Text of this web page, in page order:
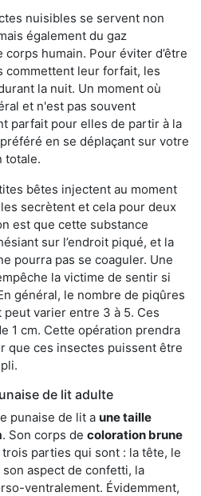
nuisibles se servent non
également du gaz
humain. Pour éviter d’être
commettent leur forfait, les
la nuit. Un moment où
et n'est pas souvent
parfait pour elles de partir à la
en se déplaçant sur votre
totale.
bêtes injectent au moment
secrètent et cela pour deux
est que cette substance
sur l’endroit piqué, et la
pourra pas se coaguler. Une
la victime de sentir si
général, le nombre de piqûres
varier entre 3 à 5. Ces
1 cm. Cette opération prendra
que ces insectes puissent être
de lit adulte
punaise de lit a une taille
. Son corps de coloration brune
parties qui sont : la tête, le
son aspect de confetti, la
ventralement. Évidemment,